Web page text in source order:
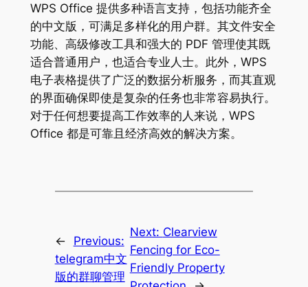
WPS Office 提供多种语言支持，包括功能齐全
的中文版，可满足多样化的用户群。其文件安全
功能、高级修改工具和强大的 PDF 管理使其既
适合普通用户，也适合专业人士。此外，WPS
电子表格提供了广泛的数据分析服务，而其直观
的界面确保即使是复杂的任务也非常容易执行。
对于任何想要提高工作效率的人来说，WPS
Office 都是可靠且经济高效的解决方案。
←
Previous:
telegram中文
版的群聊管理
Next: Clearview
Fencing for Eco-
Friendly Property